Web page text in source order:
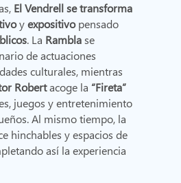
El Vendrell se transforma
yexpositivopensado
. La Ramblase
de actuaciones
culturales, mientras
Robertacoge la“Fireta”
juegos y entretenimiento
Al mismo tiempo, la
hinchables y espacios de
así la experiencia